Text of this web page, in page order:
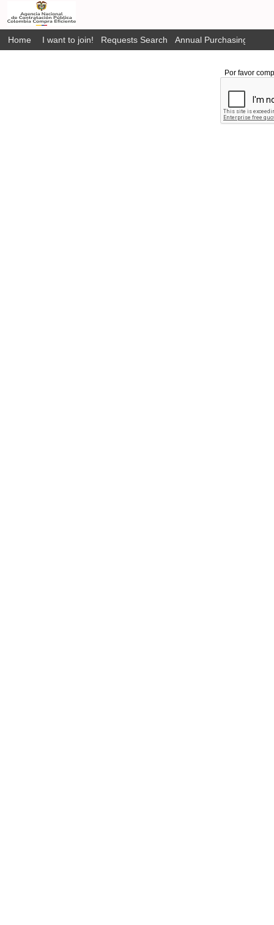
Home I want to join! Requests Search Annual Purchasing Plan
Por favor